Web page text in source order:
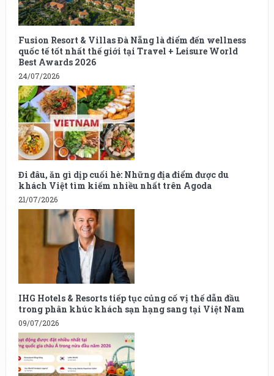
Fusion Resort & Villas Đà Nẵng là điểm đến wellness
quốc tế tốt nhất thế giới tại Travel + Leisure World
Best Awards 2026
24/07/2026
Đi đâu, ăn gì dịp cuối hè: Những địa điểm được du
khách Việt tìm kiếm nhiều nhất trên Agoda
21/07/2026
IHG Hotels & Resorts tiếp tục củng cố vị thế dẫn đầu
trong phân khúc khách sạn hạng sang tại Việt Nam
09/07/2026